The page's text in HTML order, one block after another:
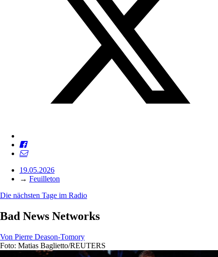
19.05.2026
→ Feuilleton
Die nächsten Tage im Radio
Bad News Networks
Von Pierre Deason-Tomory
Foto: Matias Baglietto/REUTERS